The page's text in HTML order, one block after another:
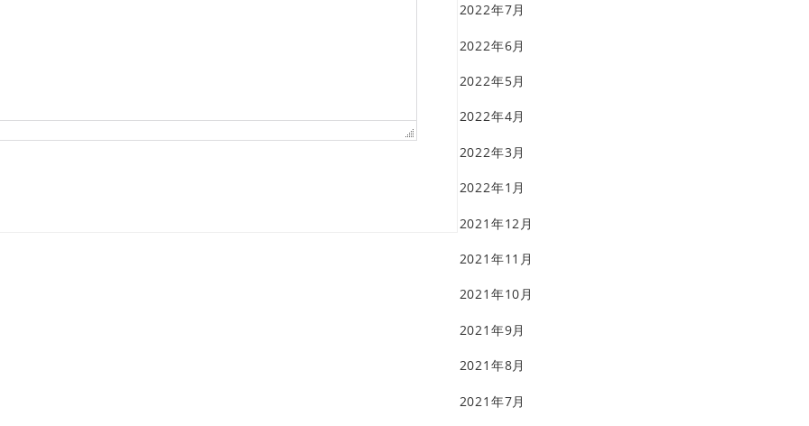
2022年7月
2022年6月
2022年5月
2022年4月
2022年3月
2022年1月
2021年12月
2021年11月
2021年10月
2021年9月
2021年8月
2021年7月